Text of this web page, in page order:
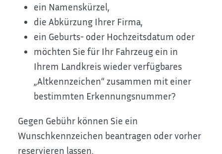
ein Namenskürzel,
die Abkürzung Ihrer Firma,
ein Geburts- oder Hochzeitsdatum oder
möchten Sie für Ihr Fahrzeug ein in
Ihrem Landkreis wieder verfügbares
„Altkennzeichen“ zusammen mit einer
bestimmten Erkennungsnummer?
Gegen Gebühr können Sie ein
Wunschkennzeichen beantragen oder vorher
reservieren lassen.